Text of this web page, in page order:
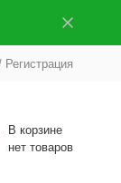
Регистрация
В корзине
нет товаров